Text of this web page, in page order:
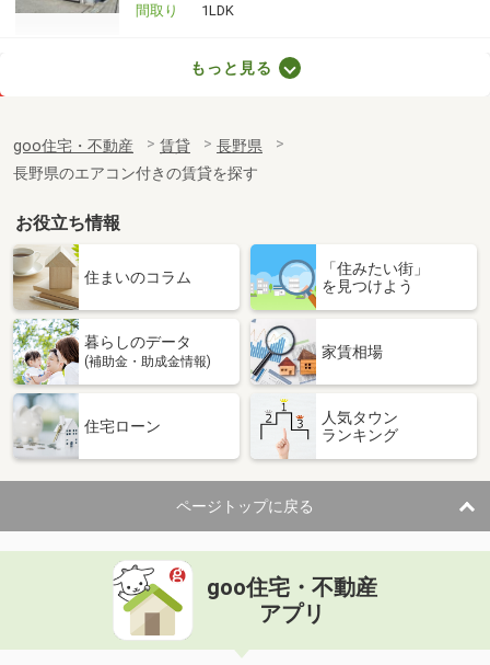
間取り
1LDK
長野県松本市小屋南１丁目
専有面積
40m²
間取り
1LDK
長野県飯田市鼎上山
価 格
5.60万円
長野県飯田市鼎上山
専有面積 22.7m²
間取り
長野県塩尻市大字広丘吉田
10.70万円
住 所
長野県塩尻市大字広丘吉田
専有面積 57.66m²
間取り
2LDK
長野県松本市蟻ケ崎２丁目
価 格
14.60万円
住 所
長野県松本市蟻ケ崎２丁目
専有面積 67.28m²
もっと見る
goo住宅・不動産 賃貸
長野県
長野県のエアコン付きの賃貸を探す
お役立ち情報
住まいのコラム
「住みたい街」
を見つけよう
暮らしのデータ
(補助金・助成金情報)
家賃相場
住宅ローン
人気タウン
ランキング
ページトップに戻る
goo住宅・不動産
アプリ